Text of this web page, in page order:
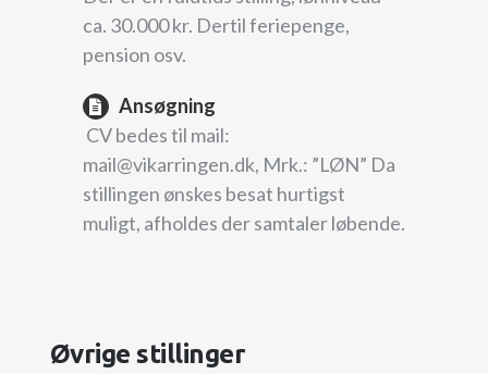
ca. 30.000 kr. Dertil feriepenge,
pension osv.
Ansøgning
CV bedes til mail:
mail@vikarringen.dk, Mrk.: ”LØN” Da
stillingen ønskes besat hurtigst
muligt, afholdes der samtaler løbende.
Øvrige stillinger